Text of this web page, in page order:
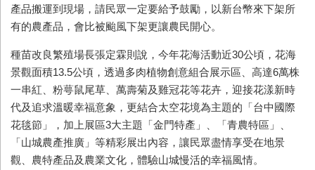
產品搬運到現場，請民眾一定要給予鼓勵，以新台幣來下架所
有的農產品，會比被颱風下架更讓農民開心。
種苗改良繁殖場長張定霖則說，今年花海活動近30公頃，花海
景觀面積13.5公頃，透過多肉植物創意組合展示區、高達6萬株
一串紅、粉萼鼠尾草、萬壽菊及雞冠花等花卉，迎接花漾新時
代及追求溫暖幸福意象，更結合太空花境為主題的「台中國際
花毯節」，加上展區3大主題「金門特產」、「青農特區」、
「山城農產推廣」等精彩展出內容，讓民眾盡情享受在地景
觀、農特產品及農業文化，體驗山城慢活的幸福風情。